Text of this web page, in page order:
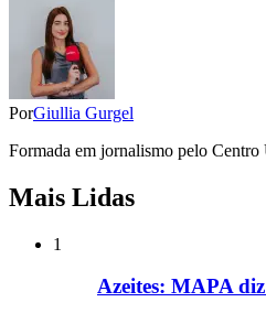
PorGiullia Gurgel
Formada em jornalismo pelo
Mais Lidas
1
Azeites: MAPA